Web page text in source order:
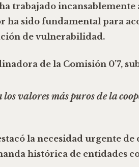
trabajado
ha sido fundamental para
de vulnerabilidad.
de la Comisión 0’7,
los valores más puros de la
la necesidad urgente de
histórica de entidades